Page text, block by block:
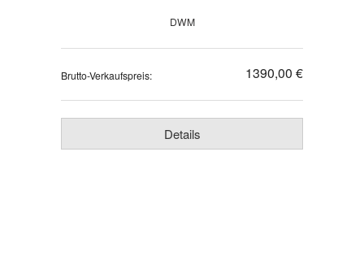
DWM
Brutto-Verkaufspreis: 1390,00 €
Details